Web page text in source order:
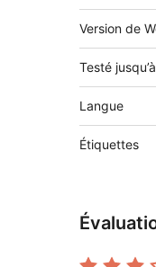
Version de
Testé jusqu’à
Langue
Étiquettes